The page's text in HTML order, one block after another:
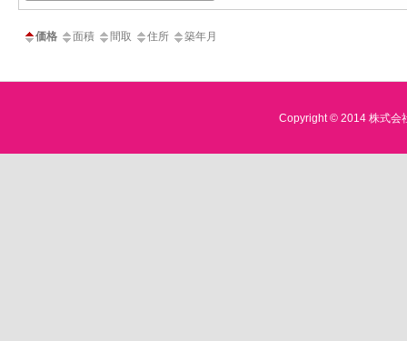
価格 面積 間取 住所 築年月
Copyright © 2014 株式